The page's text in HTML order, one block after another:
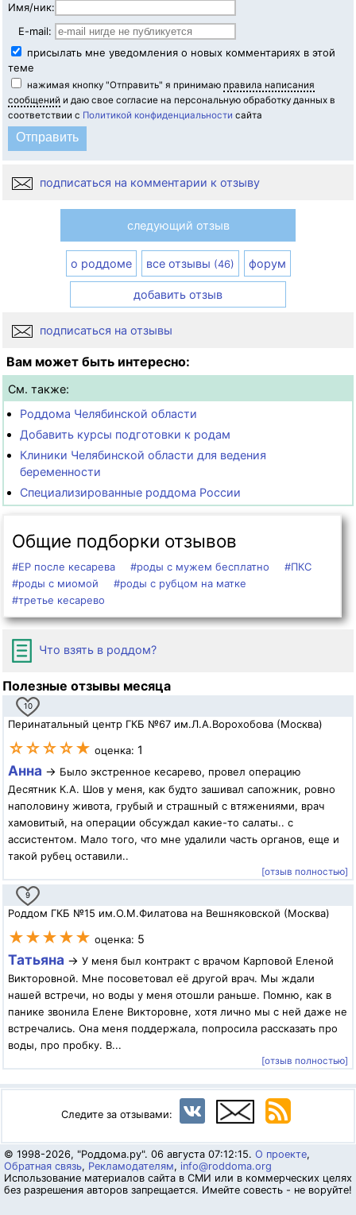
Имя/ник:
E-mail:
присылать мне уведомления о новых комментариях в этой
теме
нажимая кнопку "Отправить" я принимаю правила написания
сообщений и даю свое согласие на персональную обработку данных в
соответствии с Политикой конфиденциальности сайта
подписаться на комментарии к отзыву
следующий отзыв
о роддоме все отзывы (46) форум
добавить отзыв
подписаться на отзывы
Вам может быть интересно:
См. также:
Роддома Челябинской области
Добавить курсы подготовки к родам
Клиники Челябинской области для ведения
беременности
Специализированные роддома России
Общие подборки отзывов
#ЕР после кесарева #роды с мужем бесплатно
#ПКС
#роды с миомой
#роды с рубцом на матке
#третье кесарево
Что взять в роддом?
Полезные отзывы месяца
10
Перинатальный центр ГКБ №67 им.Л.А.Ворохобова (Москва)
☆☆☆☆★ оценка: 1
Анна → Было экстренное кесарево, провел операцию
Десятник К.А. Шов у меня, как будто зашивал сапожник, ровно
наполовину живота, грубый и страшный с втяжениями, врач
хамовитый, на операции обсуждал какие-то салаты.. с
ассистентом. Мало того, что мне удалили часть органов, еще и
такой рубец оставили..
[отзыв полностью]
9
Роддом ГКБ №15 им.О.М.Филатова на Вешняковской (Москва)
★★★★★ оценка: 5
Татьяна → У меня был контракт с врачом Карповой Еленой
Викторовной. Мне посоветовал её другой врач. Мы ждали
нашей встречи, но воды у меня отошли раньше. Помню, как в
панике звонила Елене Викторовне, хотя лично мы с ней даже не
встречались. Она меня поддержала, попросила рассказать про
воды, про пробку. В...
[отзыв полностью]
Следите за отзывами:
© 1998-2026, "Роддома.ру". 06 августа 07:12:15. О проекте,
Обратная связь, Рекламодателям, info@roddoma.org
Использование материалов сайта в СМИ или в коммерческих целях
без разрешения авторов запрещается. Имейте совесть - не воруйте!